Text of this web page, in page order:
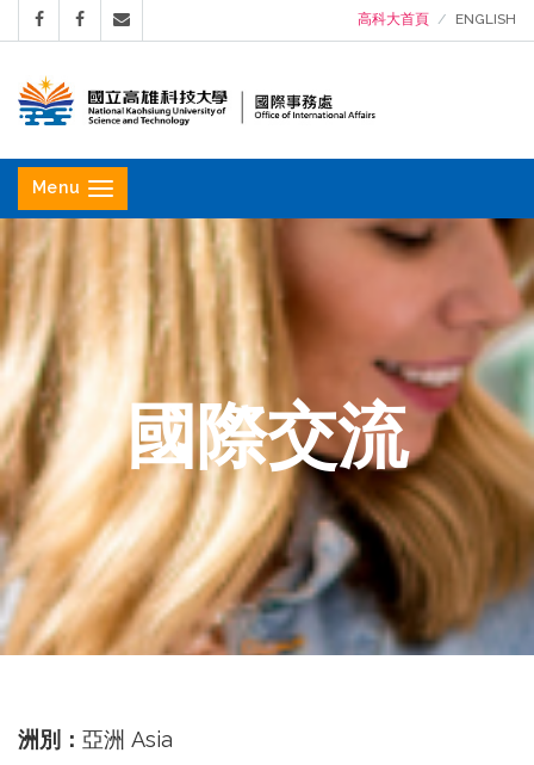
高科大首頁 ENGLISH
立
高
雄
科
技
大
學
國
事
務
處
Menu
國際交流
洲別： 亞洲 Asia